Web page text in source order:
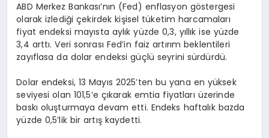
ABD Merkez Bankası’nın (Fed) enflasyon göstergesi
olarak izlediği çekirdek kişisel tüketim harcamaları
fiyat endeksi mayısta aylık yüzde 0,3, yıllık ise yüzde
3,4 arttı. Veri sonrası Fed’in faiz artırım beklentileri
zayıflasa da dolar endeksi güçlü seyrini sürdürdü.
Dolar endeksi, 13 Mayıs 2025’ten bu yana en yüksek
seviyesi olan 101,5’e çıkarak emtia fiyatları üzerinde
baskı oluşturmaya devam etti. Endeks haftalık bazda
yüzde 0,5’lik bir artış kaydetti.